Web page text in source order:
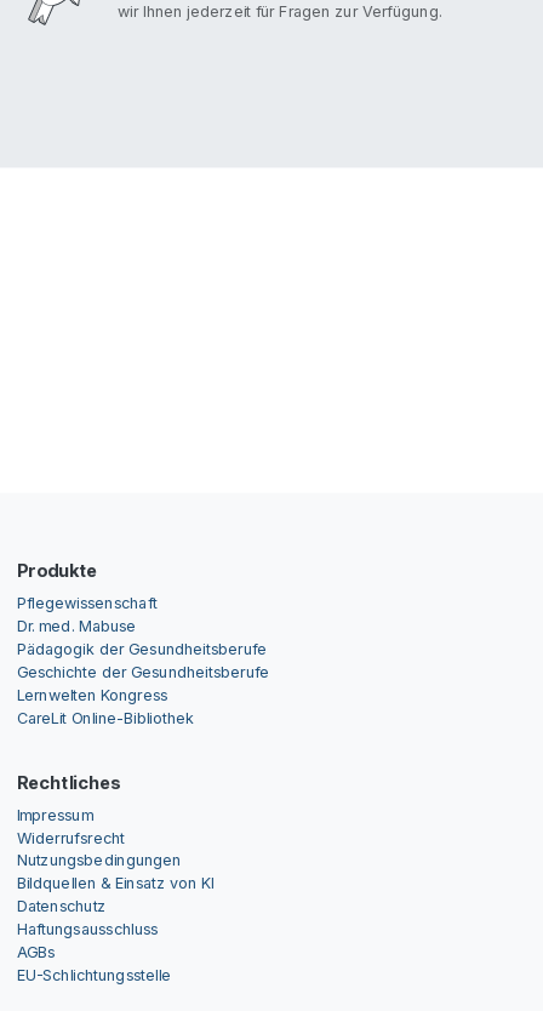
wir Ihnen jederzeit für Fragen zur Verfügung.
Produkte
Pflegewissenschaft
Dr. med. Mabuse
Pädagogik der Gesundheitsberufe
Geschichte der Gesundheitsberufe
Lernwelten Kongress
CareLit Online-Bibliothek
Rechtliches
Impressum
Widerrufsrecht
Nutzungsbedingungen
Bildquellen & Einsatz von KI
Datenschutz
Haftungsausschluss
AGBs
EU-Schlichtungsstelle